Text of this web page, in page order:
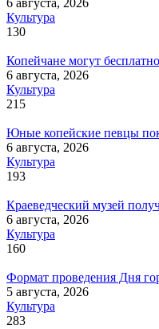
6 августа, 2026
Культура
130
Копейчане могут
6 августа, 2026
Культура
215
Юные копейские певцы
6 августа, 2026
Культура
193
Краеведческий музей
6 августа, 2026
Культура
160
Формат проведения Дня
5 августа, 2026
Культура
283